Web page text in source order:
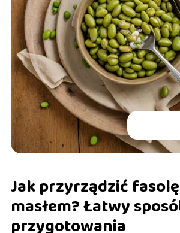
Jak przyrządzić
masłem? Łatwy
przygotowania